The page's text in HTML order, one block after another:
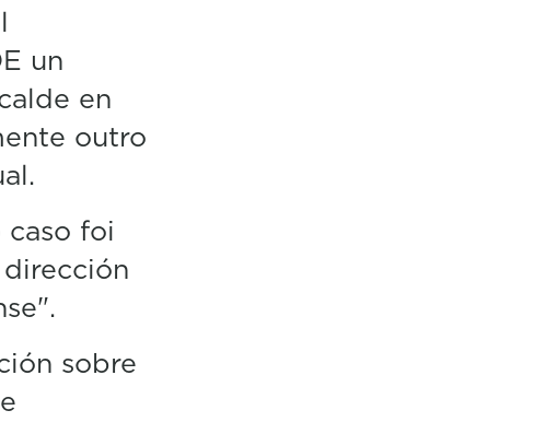
un
en
outro
caso foi
sobre